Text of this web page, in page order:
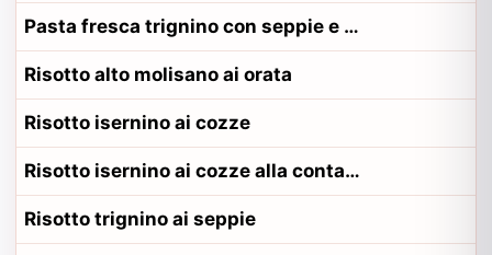
Pasta fresca trignino con seppie e mollica
Risotto alto molisano ai orata
Risotto isernino ai cozze
Risotto isernino ai cozze alla contadina isernino
Risotto trignino ai seppie